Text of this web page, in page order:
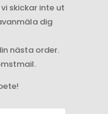
skickar inte ut
dig
nästa order.